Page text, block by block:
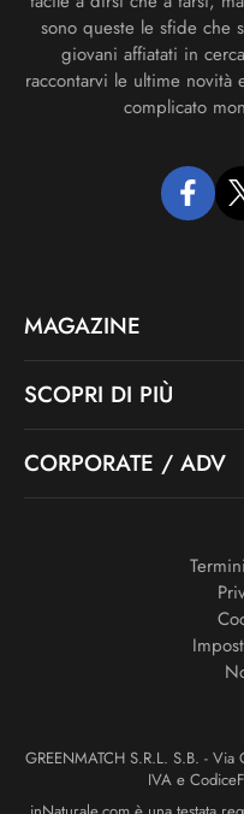
sono queste le sfide che
giovani affiatati in
raccontarvi le ultime
complicato
MAGAZINE
SCOPRI DI PIÙ
CORPORATE / ADV
GREENMATCH S.R.L. S.B. -
IVA e